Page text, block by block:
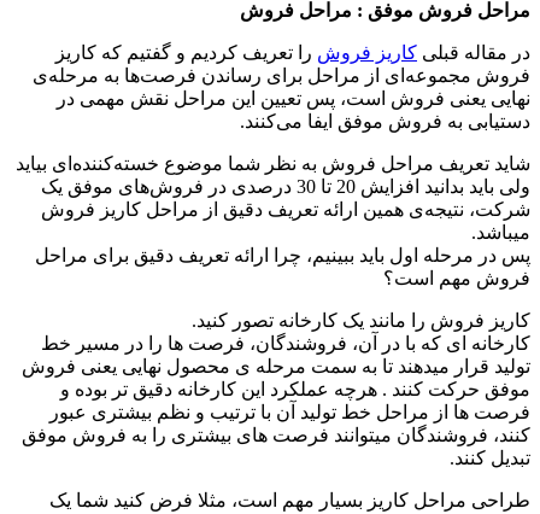
مراحل فروش موفق : مراحل فروش
در مقاله قبلی کاریز فروش را تعریف کردیم و گفتیم که کاریز
فروش مجموعه‌ای از مراحل برای رساندن فرصت‌ها به مرحله‌ی
نهایی یعنی فروش است، پس تعیین این مراحل نقش مهمی در
دستیابی به فروش موفق ایفا می‌کنند.
شاید تعریف مراحل فروش به نظر شما موضوع خسته‌کننده‌ای بیاید
ولی باید بدانید افزایش 20 تا 30 درصدی در فروش‌های موفق یک
شرکت، نتیجه‌ی همین ارائه تعریف دقیق از مراحل کاریز فروش
میباشد.
پس در مرحله اول باید ببینیم، چرا ارائه تعریف دقیق برای مراحل
فروش مهم است؟
کاریز فروش را مانند یک کارخانه تصور کنید.
کارخانه ای که با در آن، فروشندگان، فرصت ها را در مسیر خط
تولید قرار میدهند تا به سمت مرحله ­ی محصول نهایی یعنی فروش
موفق حرکت کنند . هرچه عملکرد این کارخانه دقیق تر بوده و
فرصت ها از مراحل خط تولید آن با ترتیب و نظم بیشتری عبور
کنند، فروشندگان میتوانند فرصت های بیشتری را به فروش موفق
تبدیل کنند.
طراحی مراحل کاریز بسیار مهم است،‌ مثلا فرض کنید شما یک